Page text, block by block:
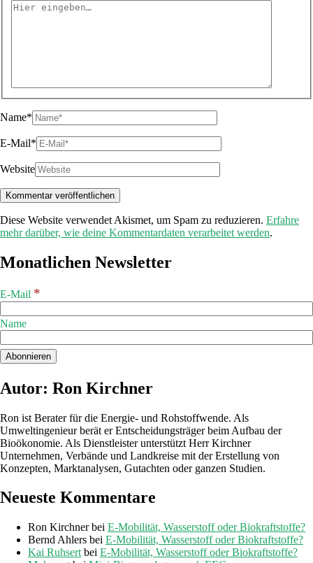
Name*
E-Mail*
Website
Diese Website verwendet Akismet, um Spam zu reduzieren. Erfahre
mehr darüber, wie deine Kommentardaten verarbeitet werden.
Monatlichen Newsletter
E-Mail *
Name
Autor: Ron Kirchner
Ron ist Berater für die Energie- und Rohstoffwende. Als
Umweltingenieur berät er Entscheidungsträger beim Aufbau der
Bioökonomie. Als Dienstleister unterstützt Herr Kirchner
Unternehmen, Verbände und Landkreise mit der Erstellung von
Konzepten, Marktanalysen, Gutachten oder ganzen Studien.
Neueste Kommentare
Ron Kirchnerbei E-Mobilität, Wasserstoff oder Biokraftstoffe?
Bernd Ahlers bei E-Mobilität, Wasserstoff oder Biokraftstoffe?
Kai Ruhsert bei E-Mobilität, Wasserstoff oder Biokraftstoffe?